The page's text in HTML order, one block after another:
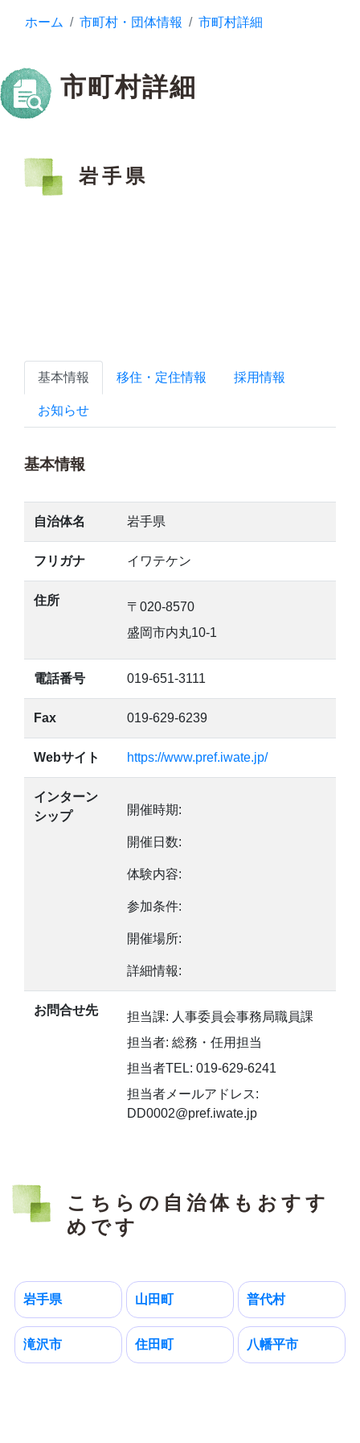
ホーム 市町村・団体情報 市町村詳細
市町村詳細
岩手県
基本情報 移住・定住情報 採用情報
お知らせ
基本情報
自治体名 岩手県
フリガナ イワテケン
住所
〒020-8570
盛岡市内丸10-1
電話番号 019-651-3111
Fax 019-629-6239
Webサイト https://www.pref.iwate.jp/
インターン
シップ
開催時期:
開催日数:
体験内容:
参加条件:
開催場所:
詳細情報:
お問合せ先
担当課: 人事委員会事務局職員課
担当者: 総務・任用担当
担当者TEL: 019-629-6241
担当者メールアドレス:
DD0002@pref.iwate.jp
こちらの自治体もおすす
めです
岩手県 山田町 普代村
滝沢市 住田町 八幡平市